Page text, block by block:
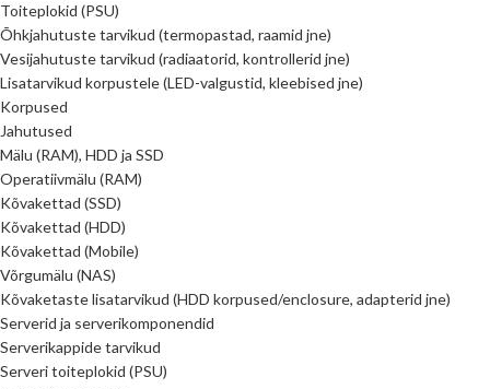
Toiteplokid (PSU)
Õhkjahutuste tarvikud (termopastad, raamid jne)
Vesijahutuste tarvikud (radiaatorid, kontrollerid jne)
Lisatarvikud korpustele (LED-valgustid, kleebised jne)
Korpused
Jahutused
Mälu (RAM), HDD ja SSD
Operatiivmälu (RAM)
Kõvakettad (SSD)
Kõvakettad (HDD)
Kõvakettad (Mobile)
Võrgumälu (NAS)
Kõvaketaste lisatarvikud (HDD korpused/enclosure, adapterid jne)
Serverid ja serverikomponendid
Serverikappide tarvikud
Serveri toiteplokid (PSU)